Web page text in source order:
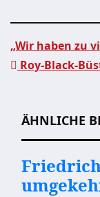
„Wir haben zu
Roy-Black-
ÄHNLICHE